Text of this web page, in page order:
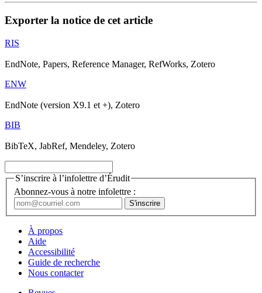
Exporter la notice de cet article
RIS
EndNote, Papers, Reference Manager, RefWorks, Zotero
ENW
EndNote (version X9.1 et +), Zotero
BIB
BibTeX, JabRef, Mendeley, Zotero
S’inscrire à l’infolettre d’Érudit
Abonnez-vous à notre infolettre :
À propos
Aide
Accessibilité
Guide de recherche
Nous contacter